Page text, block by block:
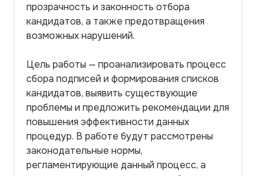
прозрачность и законность отбора
кандидатов, а также предотвращения
возможных нарушений.
Цель работы — проанализировать процесс
сбора подписей и формирования списков
кандидатов, выявить существующие
проблемы и предложить рекомендации для
повышения эффективности данных
процедур. В работе будут рассмотрены
законодательные нормы,
регламентирующие данный процесс, а